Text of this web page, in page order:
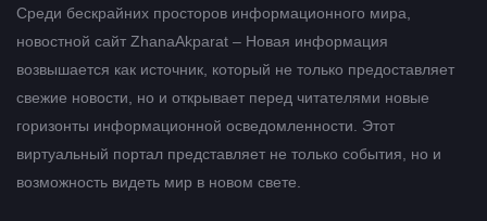
Среди бескрайних просторов информационного мира,
новостной сайт ZhanaAkparat – Новая информация
возвышается как источник, который не только предоставляет
свежие новости, но и открывает перед читателями новые
горизонты информационной осведомленности. Этот
виртуальный портал представляет не только события, но и
возможность видеть мир в новом свете.